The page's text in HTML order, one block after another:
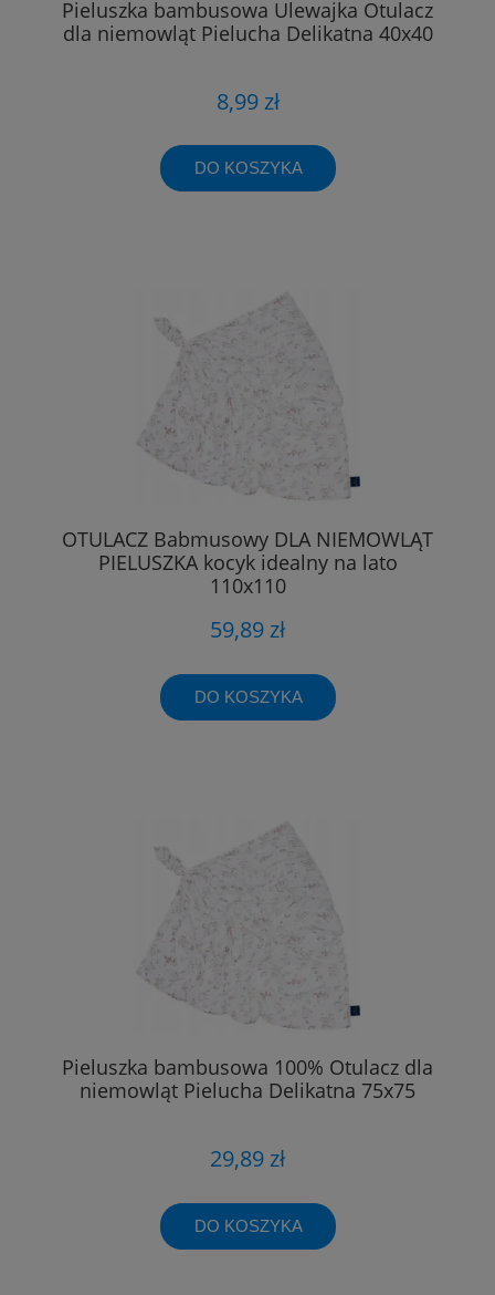
Pieluszka bambusowa Ulewajka Otulacz
dla niemowląt Pielucha Delikatna 40x40
8,99 zł
DO KOSZYKA
OTULACZ Babmusowy DLA NIEMOWLĄT
PIELUSZKA kocyk idealny na lato
110x110
59,89 zł
DO KOSZYKA
Pieluszka bambusowa 100% Otulacz dla
niemowląt Pielucha Delikatna 75x75
29,89 zł
DO KOSZYKA